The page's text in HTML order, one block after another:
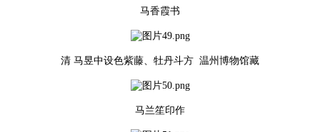
马香霞书
清 马昱中设色紫藤、牡丹斗方 温州博物馆藏
马兰笙印作